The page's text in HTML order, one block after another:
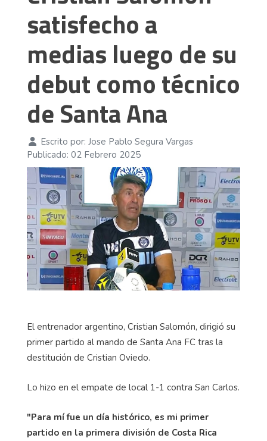
satisfecho a
medias luego de su
debut como técnico
de Santa Ana
Escrito por: Jose Pablo Segura Vargas
Publicado: 02 Febrero 2025
El entrenador argentino, Cristian Salomón, dirigió su
primer partido al mando de Santa Ana FC tras la
destitución de Cristian Oviedo.
Lo hizo en el empate de local 1-1 contra San Carlos.
"Para mí fue un día histórico, es mi primer
partido en la primera división de Costa Rica